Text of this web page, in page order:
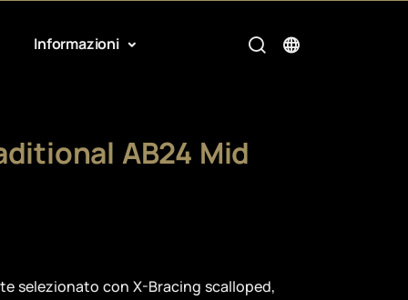
Informazioni
AB24 Mid
selezionato con X-Bracing scalloped,